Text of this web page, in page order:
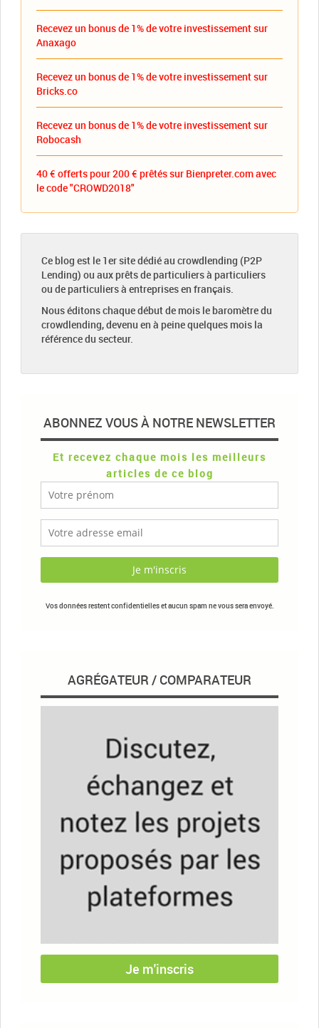
Recevez un bonus de 1% de votre investissement sur
Anaxago
Recevez un bonus de 1% de votre investissement sur
Bricks.co
Recevez un bonus de 1% de votre investissement sur
Robocash
40 € offerts pour 200 € prêtés sur Bienpreter.com avec
le code "CROWD2018"
Ce blog est le 1er site dédié au crowdlending (P2P
Lending) ou aux prêts de particuliers à particuliers
ou de particuliers à entreprises en français.
Nous éditons chaque début de mois le baromètre du
crowdlending, devenu en à peine quelques mois la
référence du secteur.
ABONNEZ VOUS À NOTRE NEWSLETTER
Et recevez chaque mois les meilleurs
articles de ce blog
Vos données restent confidentielles et aucun spam ne vous sera envoyé.
AGRÉGATEUR / COMPARATEUR
Je m'inscris